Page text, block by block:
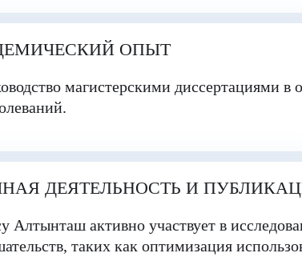
ОПЫТ
магистерскими диссертациями в
ДЕЯТЕЛЬНОСТЬ И
Алтынташ активно участвует в
таких как оптимизация